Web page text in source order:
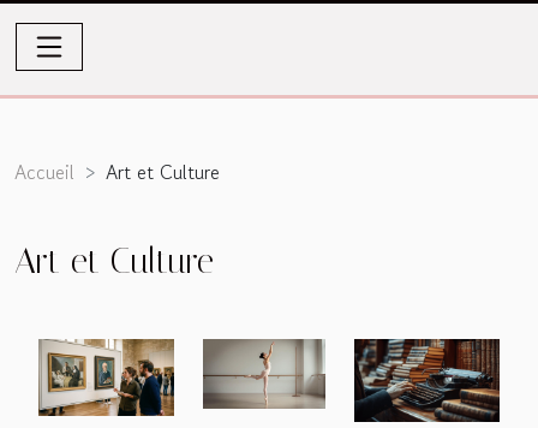
Accueil Art et Culture
Art et Culture